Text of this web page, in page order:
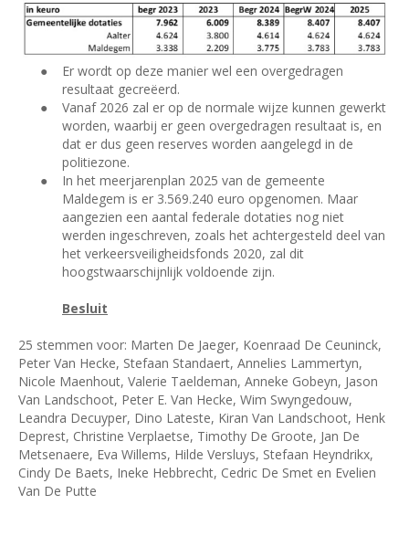
●
Er wordt op deze manier wel een overgedragen
resultaat gecreëerd.
●
Vanaf 2026 zal er op de normale wijze kunnen gewerkt
worden, waarbij er geen overgedragen resultaat is, en
dat er dus geen reserves worden aangelegd in de
politiezone.
●
In het meerjarenplan 2025 van de gemeente
Maldegem is er 3.569.240 euro opgenomen. Maar
aangezien een aantal federale dotaties nog niet
werden ingeschreven, zoals het achtergesteld deel van
het verkeersveiligheidsfonds 2020, zal dit
hoogstwaarschijnlijk voldoende zijn.
Besluit
25 stemmen voor: Marten De Jaeger, Koenraad De Ceuninck,
Peter Van Hecke, Stefaan Standaert, Annelies Lammertyn,
Nicole Maenhout, Valerie Taeldeman, Anneke Gobeyn, Jason
Van Landschoot, Peter E. Van Hecke, Wim Swyngedouw,
Leandra Decuyper, Dino Lateste, Kiran Van Landschoot, Henk
Deprest, Christine Verplaetse, Timothy De Groote, Jan De
Metsenaere, Eva Willems, Hilde Versluys, Stefaan Heyndrikx,
Cindy De Baets, Ineke Hebbrecht, Cedric De Smet en Evelien
Van De Putte